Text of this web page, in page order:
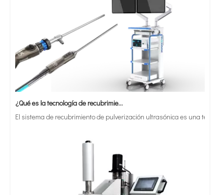
Máquina automática de soldadura y corte de malla con filtro de tapa de pistola de pintura
¿Qué es la tecnología de recubrimiento por pulverización ultrasónica de endoscopio semiconductor?
El sistema de recubrimiento de pulverización ultrasónica es una